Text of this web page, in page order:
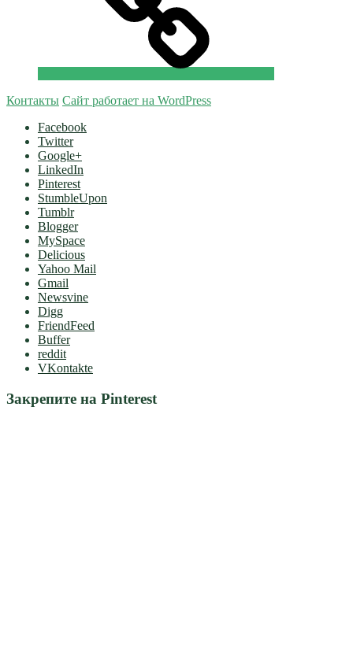
Контакты Сайт работает на WordPress
Facebook
Twitter
Google+
LinkedIn
Pinterest
StumbleUpon
Tumblr
Blogger
MySpace
Delicious
Yahoo Mail
Gmail
Newsvine
Digg
FriendFeed
Buffer
reddit
VKontakte
Закрепите на Pinterest